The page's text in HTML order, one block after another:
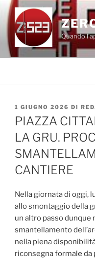
Salta
contenuto
Quando
PUBBLICATO
IL
1 GIUGNO 2026 DI
PIAZZA
LA GRU.
CANTIERE
Nella giornata di oggi,
allo smontaggio della
un altro passo dunque
smantellamento
nella piena
riconsegna formale da